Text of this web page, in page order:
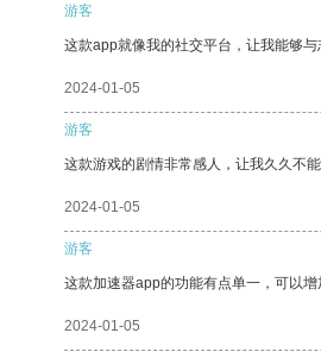
游客
这款app就像我的社交平台，让我能够与
2024-01-05
游客
这款游戏的剧情非常感人，让我久久不能
2024-01-05
游客
这款加速器app的功能有点单一，可以
2024-01-05